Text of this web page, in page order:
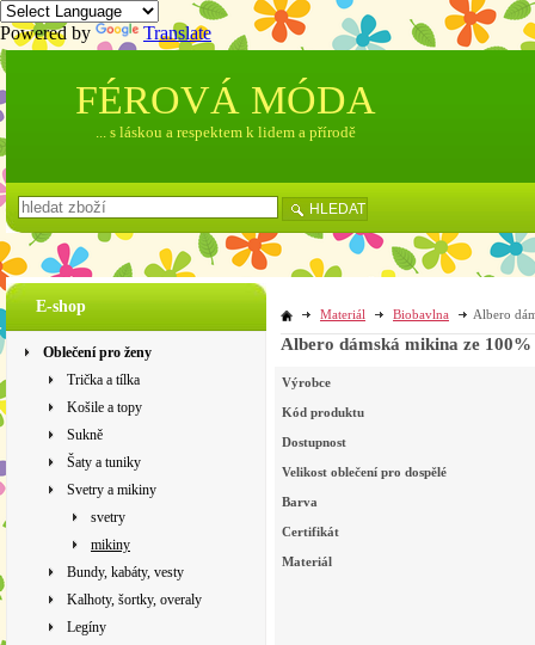
Powered by Translate
E-shop
Oblečení pro ženy
Trička a tílka
Košile a topy
Sukně
Šaty a tuniky
Svetry a mikiny
svetry
mikiny
Bundy, kabáty, vesty
Kalhoty, šortky, overaly
Legíny
Materiál Biobavlna Albero
Albero dámská mikina ze
Výrobce
Kód produktu
Dostupnost
Velikost oblečení pro dospělé
Barva
Certifikát
Materiál
FÉROVÁ MÓDA
... s láskou a respektem k lidem a přírodě
HLEDAT